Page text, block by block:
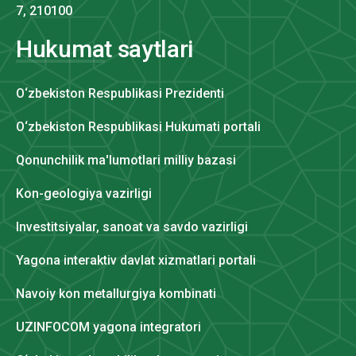
7, 210100
Hukumat saytlari
O‘zbekiston Respublikasi Prezidenti
O‘zbekiston Respublikasi Hukumati portali
Qonunchilik ma'lumotlari milliy bazasi
Kon-geologiya vazirligi
Investitsiyalar, sanoat va savdo vazirligi
Yagona interaktiv davlat xizmatlari portali
Navoiy kon metallurgiya kombinati
UZINFOCOM yagona integratori